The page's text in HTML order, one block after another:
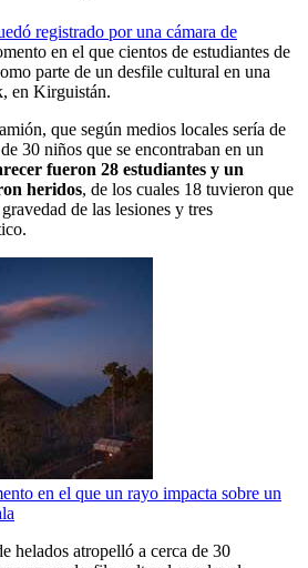
registrado por una cámara de
en el que cientos de estudiantes de
parte de un desfile cultural en una
en Kirguistán.
que según medios locales sería de
30 niños que se encontraban en un
fueron 28 estudiantes y un
heridos, de los cuales 18 tuvieron que
de las lesiones y tres
en el que un rayo impacta sobre un
atropelló a cerca de 30